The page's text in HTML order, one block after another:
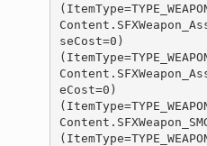
( ItemType=
seCost=0 )
( ItemType=
eCost=0 )
( ItemType=
( ItemType=